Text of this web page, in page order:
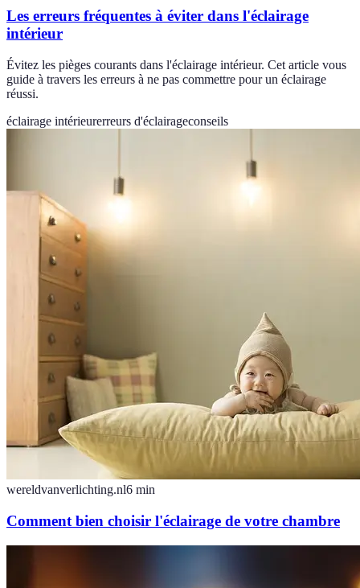
Les erreurs fréquentes à éviter dans l'éclairage
intérieur
Évitez les pièges courants dans l'éclairage intérieur. Cet article vous
guide à travers les erreurs à ne pas commettre pour un éclairage
réussi.
éclairage intérieurerreurs d'éclairageconseils
wereldvanverlichting.nl6 min
Comment bien choisir l'éclairage de votre chambre